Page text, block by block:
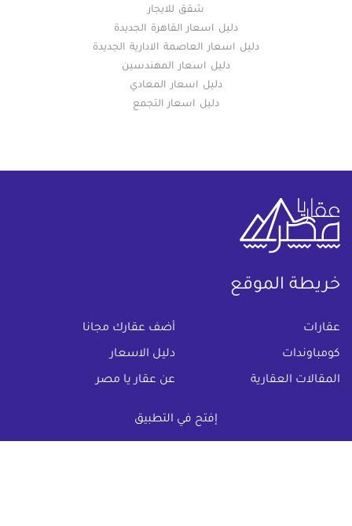
إفتح في التطبيق
شقق للايجار
دليل اسعار القاهرة الجديدة
دليل اسعار العاصمة الادارية الجديدة
دليل اسعار المهندسين
دليل اسعار المعادي
دليل اسعار التجمع
خريطة الموقع
عقارات أضف عقارك مجانا
كومباوندات دليل الاسعار
المقالات العقارية عن عقار يا مصر